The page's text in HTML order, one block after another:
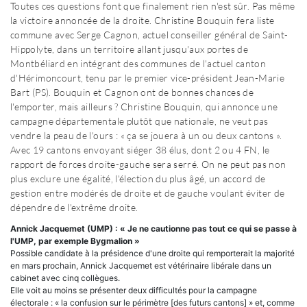
Toutes ces questions font que finalement rien n'est sûr. Pas même
la victoire annoncée de la droite. Christine Bouquin fera liste
commune avec Serge Cagnon, actuel conseiller général de Saint-
Hippolyte, dans un territoire allant jusqu'aux portes de
Montbéliard en intégrant des communes de l'actuel canton
d'Hérimoncourt, tenu par le premier vice-président Jean-Marie
Bart (PS). Bouquin et Cagnon ont de bonnes chances de
l'emporter, mais ailleurs ? Christine Bouquin, qui annonce une
campagne départementale plutôt que nationale, ne veut pas
vendre la peau de l'ours : « ça se jouera à un ou deux cantons ».
Avec 19 cantons envoyant siéger 38 élus, dont 2 ou 4 FN, le
rapport de forces droite-gauche sera serré. On ne peut pas non
plus exclure une égalité, l'élection du plus âgé, un accord de
gestion entre modérés de droite et de gauche voulant éviter de
dépendre de l'extrême droite.
Annick Jacquemet (UMP) : « Je ne cautionne pas tout ce qui se passe à
l'UMP, par exemple Bygmalion »
Possible candidate à la présidence d'une droite qui remporterait la majorité
en mars prochain, Annick Jacquemet est vétérinaire libérale dans un
cabinet avec cinq collègues.
Elle voit au moins se présenter deux difficultés pour la campagne
électorale : « la confusion sur le périmètre [des futurs cantons] » et, comme